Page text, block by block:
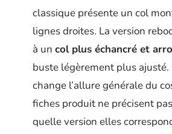
classique présente un col
lignes droites. La version
à un col plus échancré et
buste légèrement plus ajusté.
change l’allure générale du
fiches produit ne précisent
quelle version elles